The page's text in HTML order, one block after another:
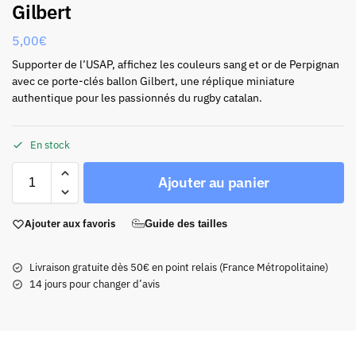
Gilbert
5,00€
Supporter de l’USAP, affichez les couleurs sang et or de Perpignan
avec ce porte-clés ballon Gilbert, une réplique miniature
authentique pour les passionnés du rugby catalan.
En stock
Ajouter au panier
Ajouter aux favoris Guide des tailles
Livraison gratuite dès 50€ en point relais (France Métropolitaine)
14 jours pour changer d’avis